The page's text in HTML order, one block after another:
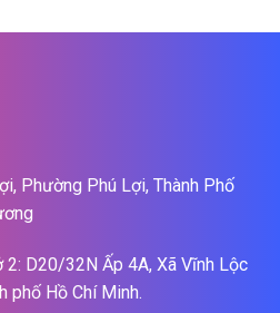
Phường Phú Lợi, Thành Phố
D20/32N Ấp 4A, Xã Vĩnh Lộc
phố Hồ Chí Minh.